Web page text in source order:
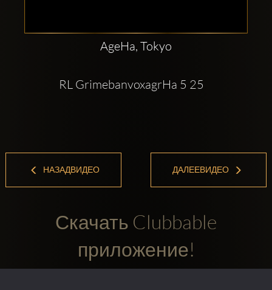
AgeHa, Tokyo
RL GrimebanvoxagrHa 5 25
НАЗАДВИДЕО ДАЛЕЕВИДЕО
Скачать Clubbable
приложение!